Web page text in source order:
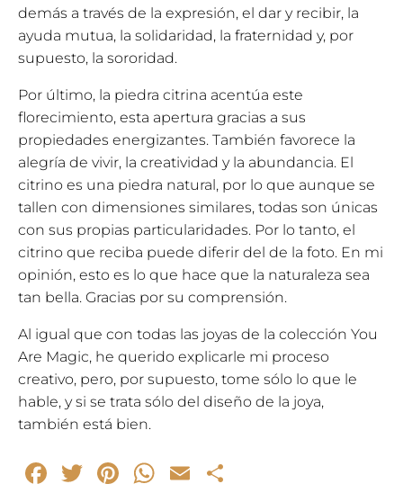
demás a través de la expresión, el dar y recibir, la
ayuda mutua, la solidaridad, la fraternidad y, por
supuesto, la sororidad.
Por último, la piedra citrina acentúa este
florecimiento, esta apertura gracias a sus
propiedades energizantes. También favorece la
alegría de vivir, la creatividad y la abundancia. El
citrino es una piedra natural, por lo que aunque se
tallen con dimensiones similares, todas son únicas
con sus propias particularidades. Por lo tanto, el
citrino que reciba puede diferir del de la foto. En mi
opinión, esto es lo que hace que la naturaleza sea
tan bella. Gracias por su comprensión.
Al igual que con todas las joyas de la colección You
Are Magic, he querido explicarle mi proceso
creativo, pero, por supuesto, tome sólo lo que le
hable, y si se trata sólo del diseño de la joya,
también está bien.
Facebook
Twitter
Pinterest
WhatsApp
Email